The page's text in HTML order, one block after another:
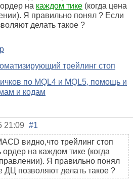
на каждом тике (когда цена
Я правильно понял ? Если
делать такое ?
трейлинг стоп
по MQL4 и MQL5, помощь и
и кодам
21:09 #1
видно,что трейлинг стоп
на каждом тике (когда
Я правильно понял
ДЦ позволяют делать такое ?